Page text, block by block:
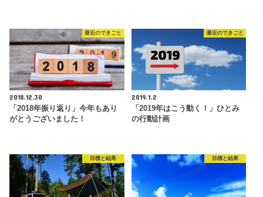
最近のできごと
2018.12.30
「2018年振り返り」今年もあり
がとうございました！
最近のできごと
2019.1.2
「2019年はこう動く！」ひとみ
の行動計画
目標と結果 目標と結果